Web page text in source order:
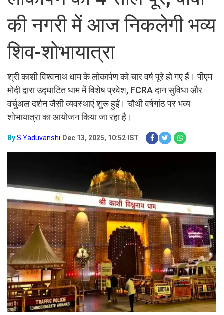
की नगरी में आज निकलेगी भव्य
शिव-शोभायात्रा
श्री काशी विश्वनाथ धाम के लोकार्पण को चार वर्ष पूरे हो गए हैं। पीएम
मोदी द्वारा उद्घाटित धाम में विशेष प्रवेश, FCRA दान सुविधा और
वर्चुअल दर्शन जैसी व्यवस्थाएं शुरू हुईं। चौथी वर्षगांठ पर भव्य
शोभायात्रा का आयोजन किया जा रहा है।
ByS Yaduvanshi Dec 13, 2025, 10:52 IST